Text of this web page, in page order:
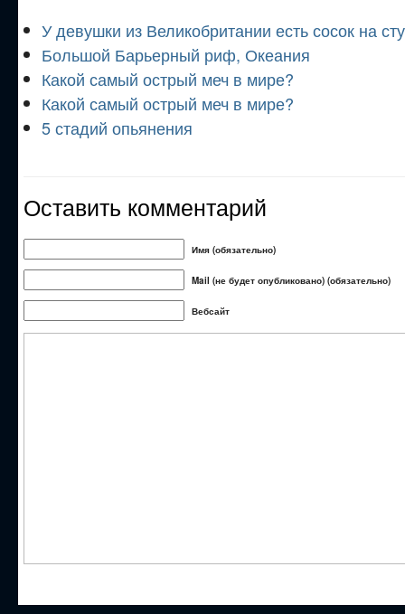
У девушки из Великобритании есть сосок на
Большой Барьерный риф, Океания
Какой самый острый меч в мире?
Какой самый острый меч в мире?
5 стадий опьянения
Оставить комментарий
Имя (обязательно)
Mail (не будет опубликовано) (обязательно)
Вебсайт